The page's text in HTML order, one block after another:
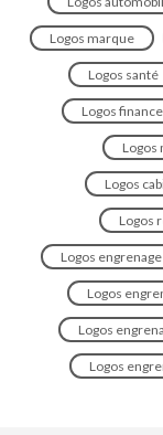
Logos marque
Logos santé
Logos finance
Logos
Logos
Logos
Logos
Logos
Logos
Logos